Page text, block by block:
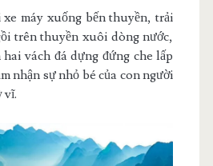
máy xuống bến thuyền, trải
trên thuyền xuôi dòng nước,
vách đá dựng đứng che lấp
nhận sự nhỏ bé của con người
vĩ.